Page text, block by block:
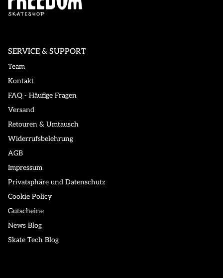
SERVICE & SUPPORT
Team
Kontakt
FAQ - Häufige Fragen
Versand
Retouren & Umtausch
Widerrufsbelehrung
AGB
Impressum
Privatsphäre und Datenschutz
Cookie Policy
Gutscheine
News Blog
Skate Tech Blog